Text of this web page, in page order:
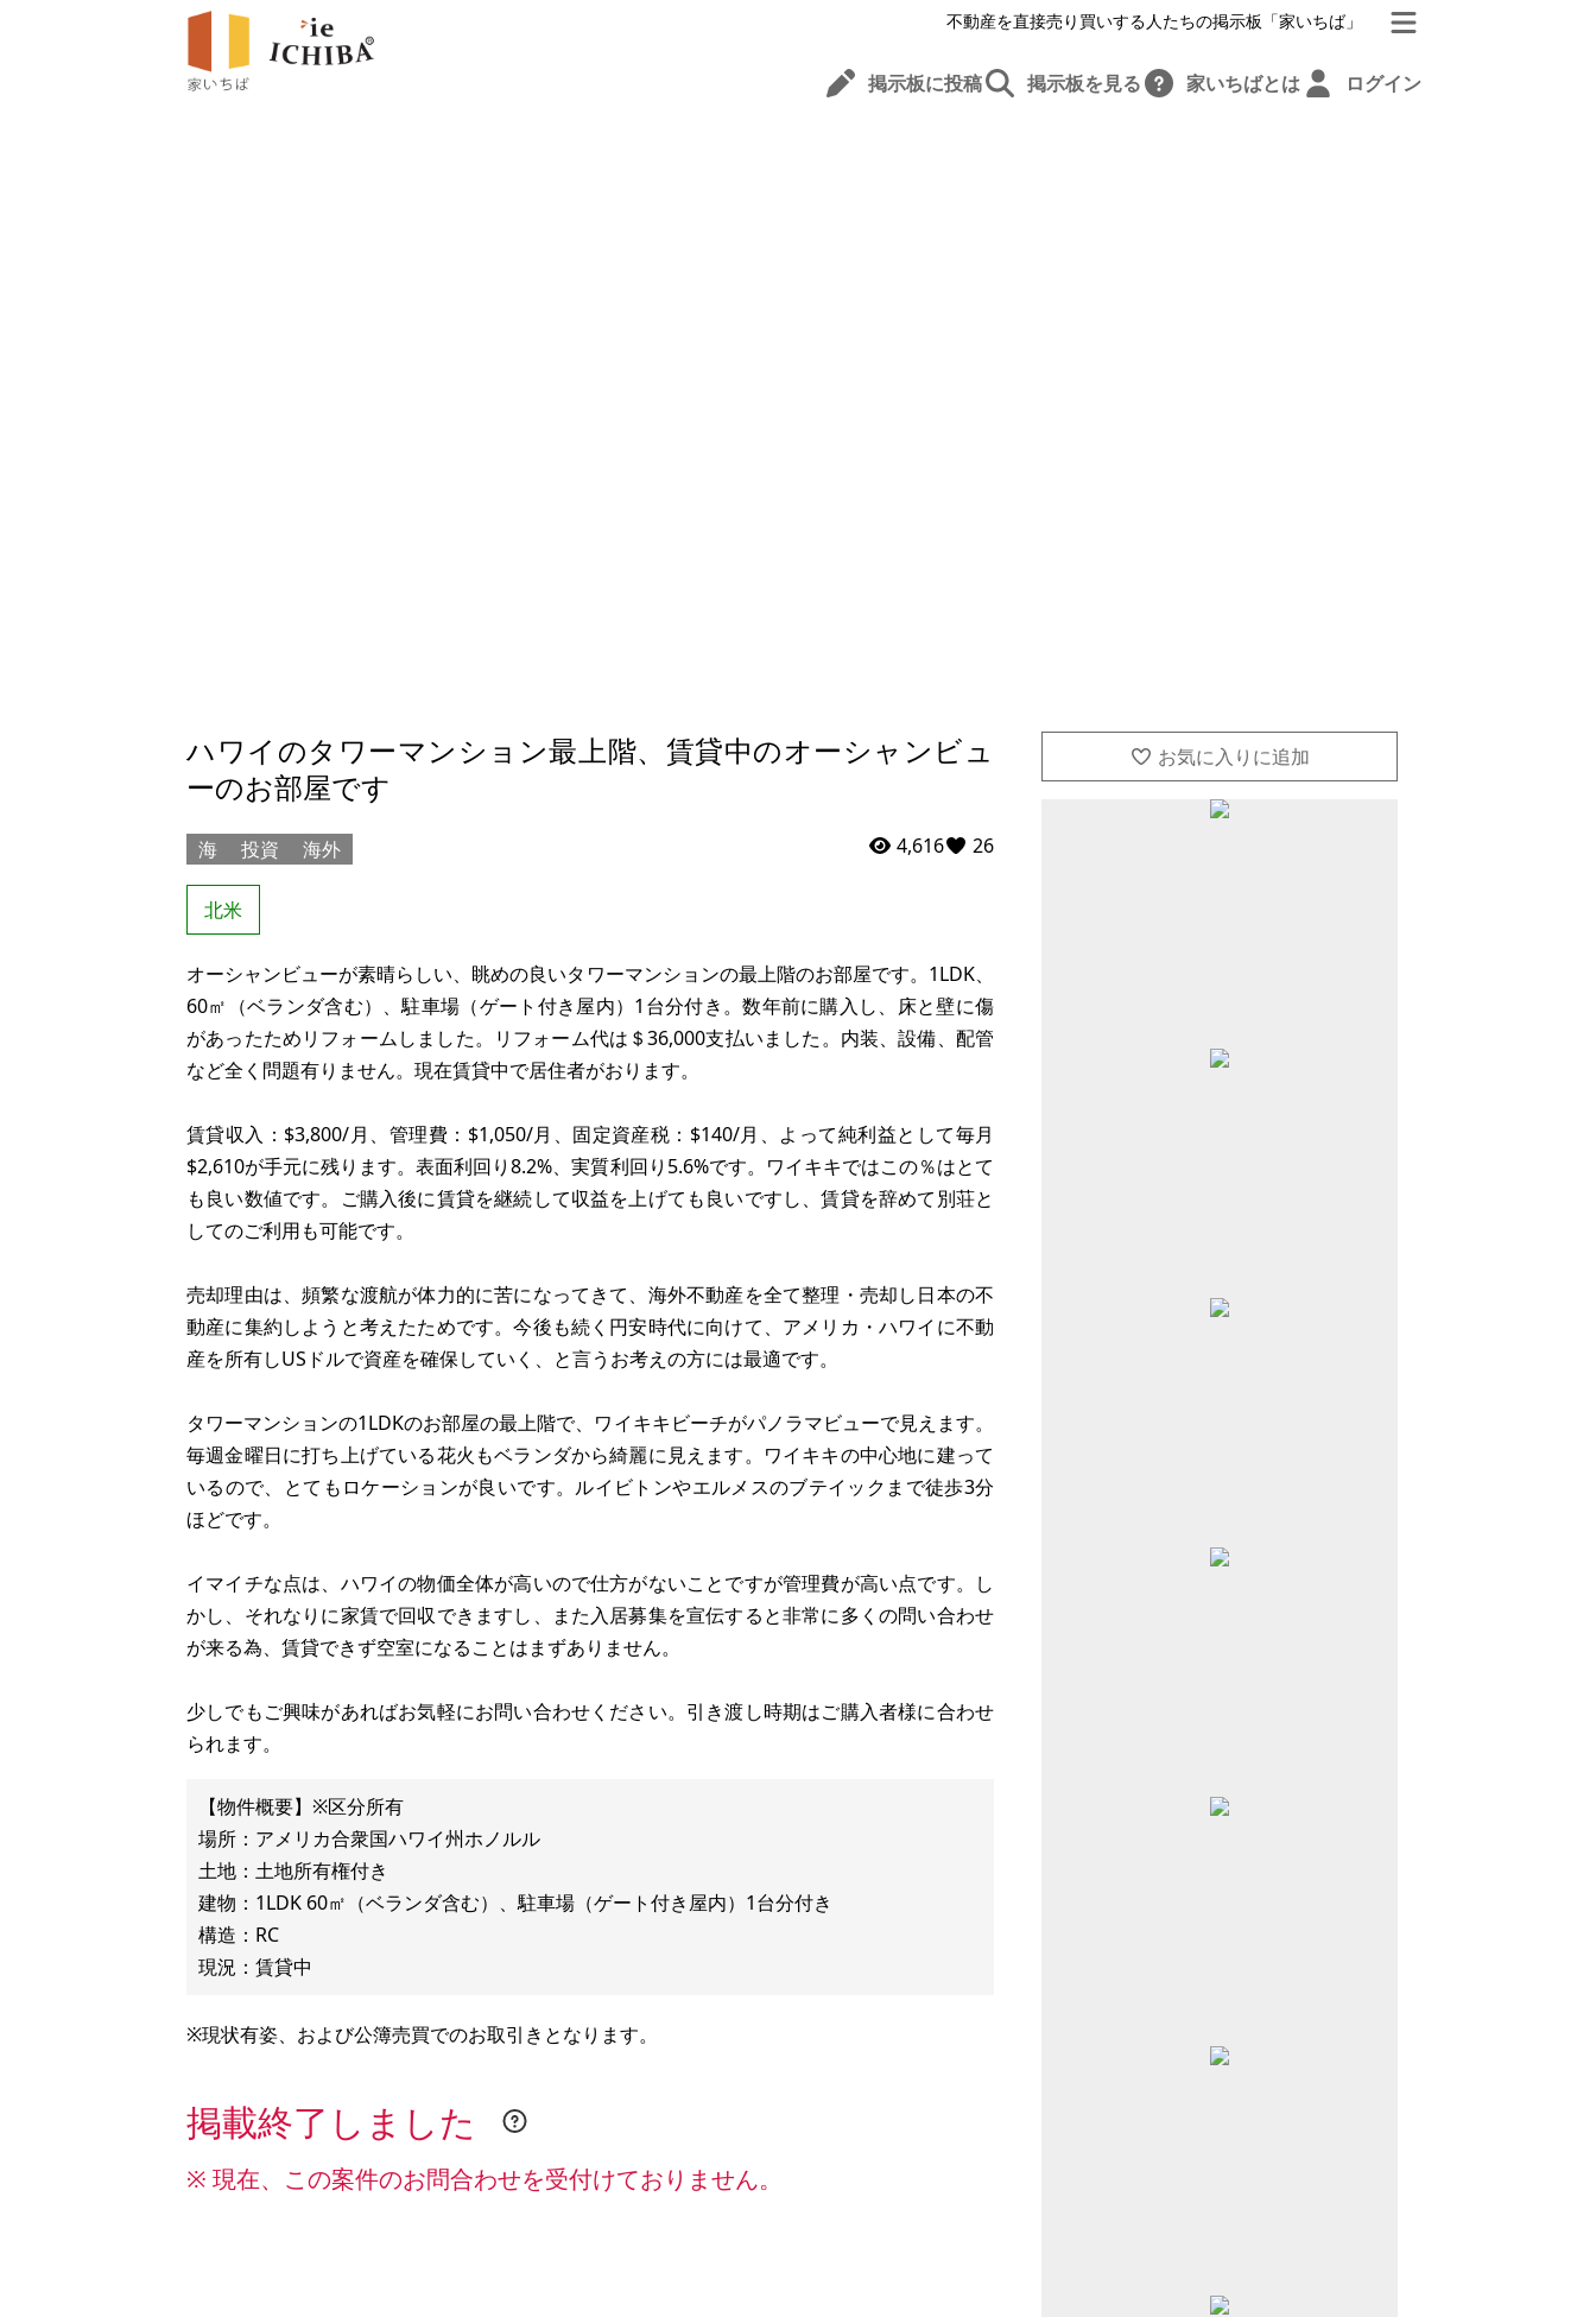
不動産を直接売り買いする人たちの掲示板「家いちば」
掲示板に投稿 掲示板を見る 家いちばとは ログイン
ハワイのタワーマンション最上階、賃貸中のオーシャンビュ
ーのお部屋です
海 投資 海外
北米
4,616 26
オーシャンビューが素晴らしい、眺めの良いタワーマンションの最上階のお部屋です。1LDK、
60㎡（ベランダ含む）、駐車場（ゲート付き屋内）1台分付き。数年前に購入し、床と壁に傷
があったためリフォームしました。リフォーム代は＄36,000支払いました。内装、設備、配管
など全く問題有りません。現在賃貸中で居住者がおります。
賃貸収入：$3,800/月、管理費：$1,050/月、固定資産税：$140/月、よって純利益として毎月
$2,610が手元に残ります。表面利回り8.2%、実質利回り5.6%です。ワイキキではこの％はとて
も良い数値です。ご購入後に賃貸を継続して収益を上げても良いですし、賃貸を辞めて別荘と
してのご利用も可能です。
売却理由は、頻繁な渡航が体力的に苦になってきて、海外不動産を全て整理・売却し日本の不
動産に集約しようと考えたためです。今後も続く円安時代に向けて、アメリカ・ハワイに不動
産を所有しUSドルで資産を確保していく、と言うお考えの方には最適です。
タワーマンションの1LDKのお部屋の最上階で、ワイキキビーチがパノラマビューで見えます。
毎週金曜日に打ち上げている花火もベランダから綺麗に見えます。ワイキキの中心地に建って
いるので、とてもロケーションが良いです。ルイビトンやエルメスのブテイックまで徒歩3分
ほどです。
イマイチな点は、ハワイの物価全体が高いので仕方がないことですが管理費が高い点です。し
かし、それなりに家賃で回収できますし、また入居募集を宣伝すると非常に多くの問い合わせ
が来る為、賃貸できず空室になることはまずありません。
少しでもご興味があればお気軽にお問い合わせください。引き渡し時期はご購入者様に合わせ
られます。
【物件概要】※区分所有
場所：アメリカ合衆国ハワイ州ホノルル
土地：土地所有権付き
建物：1LDK 60㎡（ベランダ含む）、駐車場（ゲート付き屋内）1台分付き
構造：RC
※現状有姿、および公簿売買でのお取引きとなります。
掲載終了しました
※ 現在、この案件のお問合わせを受付けておりません。